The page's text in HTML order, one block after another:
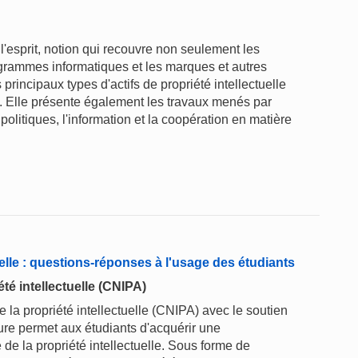
notion qui recouvre non seulement les
informatiques et les marques et autres
types d'actifs de propriété intellectuelle
présente également les travaux menés par
l'information et la coopération en matière
: questions-réponses à l'usage des étudiants
intellectuelle (CNIPA)
propriété intellectuelle (CNIPA) avec le soutien
permet aux étudiants d'acquérir une
la propriété intellectuelle. Sous forme de